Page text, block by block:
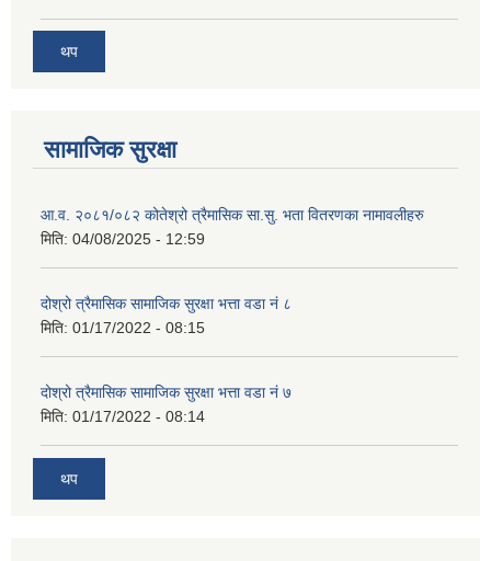
थप
सामाजिक सुरक्षा
आ.व. २०८१/०८२ कोतेश्रो त्रैमासिक सा.सु. भता वितरणका नामावलीहरु
मिति: 04/08/2025 - 12:59
दोश्रो त्रैमासिक सामाजिक सुरक्षा भत्ता वडा नं ८
मिति: 01/17/2022 - 08:15
दोश्रो त्रैमासिक सामाजिक सुरक्षा भत्ता वडा नं ७
मिति: 01/17/2022 - 08:14
थप